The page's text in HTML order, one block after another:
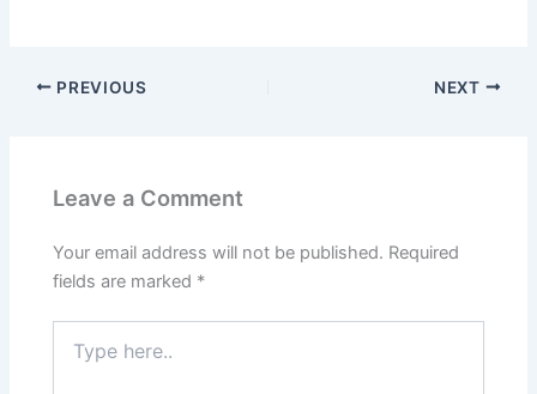
PREVIOUS NEXT
Leave a Comment
Your email address will not be published. Required
fields are marked *
here..